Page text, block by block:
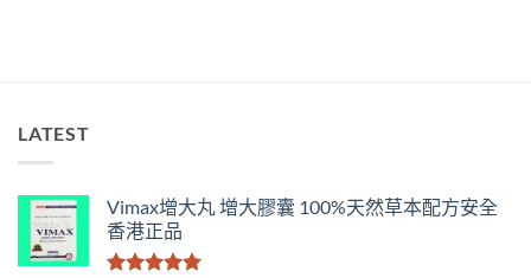
中
LATEST
Vimax增大丸 增大膠囊 100%天然草本配方安全
香港正品